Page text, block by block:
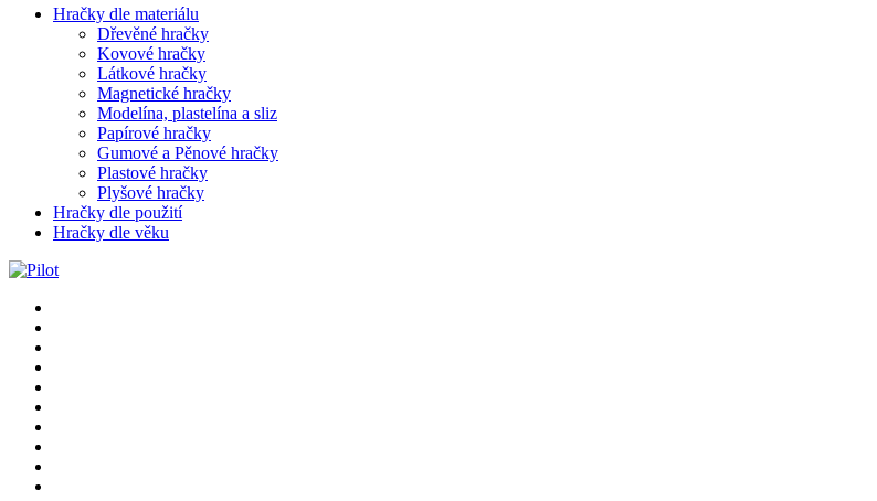
Hračky dle materiálu
Dřevěné hračky
Kovové hračky
Látkové hračky
Magnetické hračky
Modelína, plastelína a sliz
Papírové hračky
Gumové a Pěnové hračky
Plastové hračky
Plyšové hračky
Hračky dle použití
Hračky dle věku